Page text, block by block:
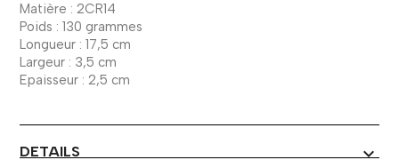
Matière : 2CR14
Poids : 130 grammes
Longueur : 17,5 cm
Largeur : 3,5 cm
Epaisseur : 2,5 cm
DETAILS expand_more